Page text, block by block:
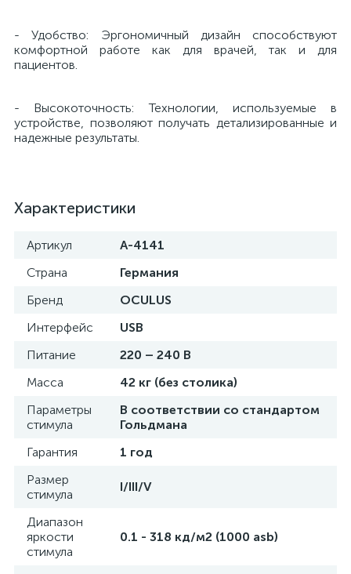
- Удобство: Эргономичный дизайн способствуют
комфортной работе как для врачей, так и для
пациентов.
- Высокоточность: Технологии, используемые в
устройстве, позволяют получать детализированные и
надежные результаты.
Характеристики
Артикул
A-4141
Страна
Германия
Бренд
OCULUS
Интерфейс
USB
Питание
220 – 240 В
Масса
42 кг (без столика)
Параметры
стимула
В соответствии со стандартом
Гольдмана
Гарантия
1 год
Размер
стимула
I/III/V
Диапазон
яркости
стимула
0.1 - 318 кд/м2 (1000 asb)